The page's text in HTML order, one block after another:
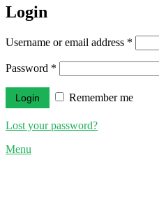
Login
Username or email address *
Password *
Remember me
Lost your password?
Menu